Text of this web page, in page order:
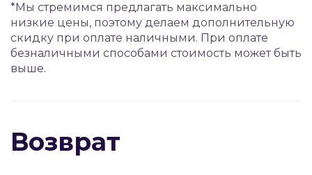
*Мы стремимся предлагать максимально
низкие цены, поэтому делаем дополнительную
скидку при оплате наличными. При оплате
безналичными способами стоимость может быть
выше.
Возврат